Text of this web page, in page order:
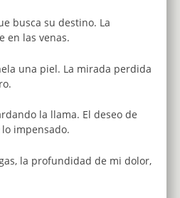
busca su destino. La
en las venas.
una piel. La mirada perdida
la llama. El deseo de
impensado.
la profundidad de mi dolor,